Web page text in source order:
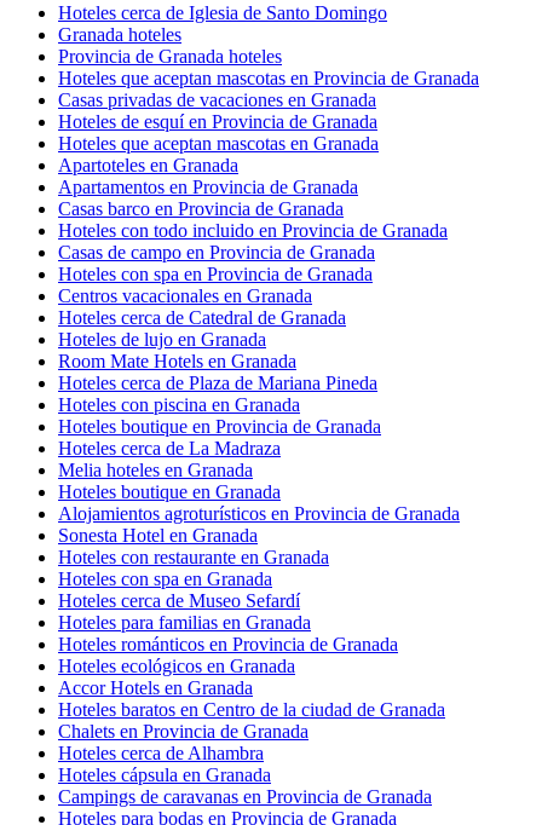
Hoteles cerca de Iglesia de Santo Domingo
Granada hoteles
Provincia de Granada hoteles
Hoteles que aceptan mascotas en Provincia de Granada
Casas privadas de vacaciones en Granada
Hoteles de esquí en Provincia de Granada
Hoteles que aceptan mascotas en Granada
Apartoteles en Granada
Apartamentos en Provincia de Granada
Casas barco en Provincia de Granada
Hoteles con todo incluido en Provincia de Granada
Casas de campo en Provincia de Granada
Hoteles con spa en Provincia de Granada
Centros vacacionales en Granada
Hoteles cerca de Catedral de Granada
Hoteles de lujo en Granada
Room Mate Hotels en Granada
Hoteles cerca de Plaza de Mariana Pineda
Hoteles con piscina en Granada
Hoteles boutique en Provincia de Granada
Hoteles cerca de La Madraza
Melia hoteles en Granada
Hoteles boutique en Granada
Alojamientos agroturísticos en Provincia de Granada
Sonesta Hotel en Granada
Hoteles con restaurante en Granada
Hoteles con spa en Granada
Hoteles cerca de Museo Sefardí
Hoteles para familias en Granada
Hoteles románticos en Provincia de Granada
Hoteles ecológicos en Granada
Accor Hotels en Granada
Hoteles baratos en Centro de la ciudad de Granada
Chalets en Provincia de Granada
Hoteles cerca de Alhambra
Hoteles cápsula en Granada
Campings de caravanas en Provincia de Granada
Hoteles para bodas en Provincia de Granada